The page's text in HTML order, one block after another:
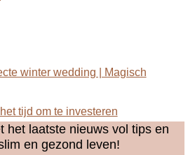
winter wedding | Magisch
tijd om te investeren
het laatste nieuws vol tips en
en gezond leven!